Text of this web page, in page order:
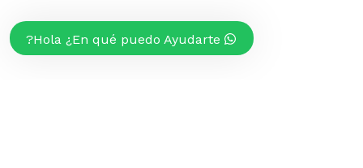
Hola ¿En qué puedo Ayudarte?